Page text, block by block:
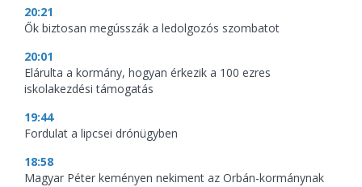
20:21
Ők biztosan megússzák a ledolgozós szombatot
20:01
Elárulta a kormány, hogyan érkezik a 100 ezres
iskolakezdési támogatás
19:44
Fordulat a lipcsei drónügyben
18:58
Magyar Péter keményen nekiment az Orbán-kormánynak